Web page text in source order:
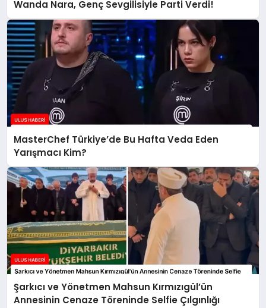
Wanda Nara, Genç Sevgilisiyle Parti Verdi!
MasterChef Türkiye’de Bu Hafta Veda Eden
Yarışmacı Kim?
Şarkıcı ve Yönetmen Mahsun Kırmızıgül’ün
Annesinin Cenaze Töreninde Selfie Çılgınlığı